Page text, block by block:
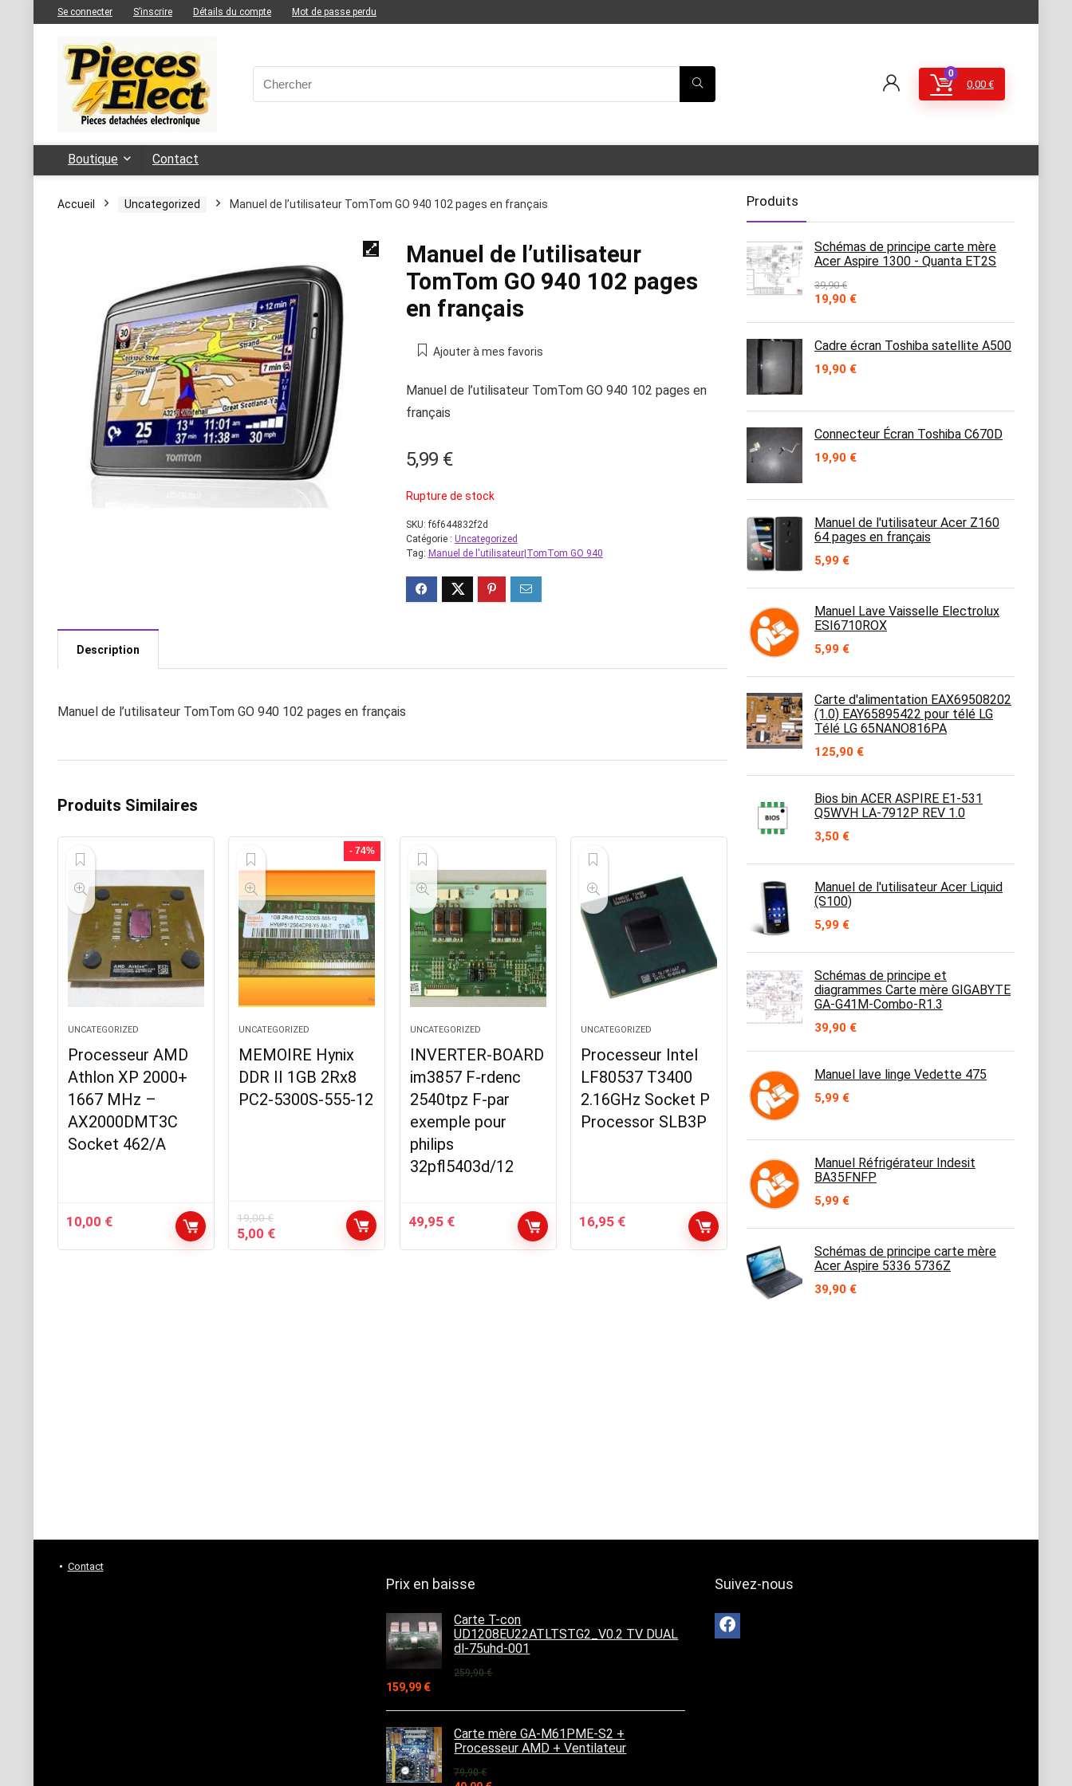
Se connecter S’inscrire Détails du compte Mot de passe perdu
0
0,00 €
Boutique Contact
Accueil Uncategorized Manuel de l’utilisateur TomTom GO 940 102 pages en français
Manuel de l’utilisateur
TomTom GO 940 102 pages
en français
Ajouter à mes favoris
Manuel de l’utilisateur TomTom GO 940 102 pages en
français
5,99 €
Rupture de stock
SKU:f6f644832f2d
Catégorie : Uncategorized
Tag: Manuel de l'utilisateur|TomTom GO 940
Description
Manuel de l’utilisateur TomTom GO 940 102 pages en français
Produits Similaires
UNCATEGORIZED
Processeur AMD
Athlon XP 2000+
1667 MHz –
AX2000DMT3C
Socket 462/A
10,00 €
- 74%
UNCATEGORIZED
MEMOIRE Hynix
DDR II 1GB 2Rx8
PC2-5300S-555-12
19,00€
Le
prix
5,00 €Le
prix
UNCATEGORIZED
INVERTER-BOARD
im3857 F-rdenc
2540tpz F-par
exemple pour
philips
32pfl5403d/12
49,95 €
UNCATEGORIZED
Processeur Intel
LF80537 T3400
2.16GHz Socket P
Processor SLB3P
16,95 €
Produits
Schémas de principe carte mère
Acer Aspire 1300 - Quanta ET2S
39,90€
Le
initial
était :
39,90 €.
19,90 €Le
actuel
est :
19,90 €.
Cadre écran Toshiba satellite A500
19,90 €
Connecteur Écran Toshiba C670D
19,90 €
Manuel de l'utilisateur Acer Z160
64 pages en français
5,99 €
Manuel Lave Vaisselle Electrolux
ESI6710ROX
5,99 €
Carte d'alimentation EAX69508202
(1.0) EAY65895422 pour télé LG
Télé LG 65NANO816PA
125,90 €
Bios bin ACER ASPIRE E1-531
Q5WVH LA-7912P REV 1.0
3,50 €
Manuel de l'utilisateur Acer Liquid
(S100)
5,99 €
Schémas de principe et
diagrammes Carte mère GIGABYTE
GA-G41M-Combo-R1.3
39,90 €
Manuel lave linge Vedette 475
5,99 €
Manuel Réfrigérateur Indesit
BA35FNFP
5,99 €
Schémas de principe carte mère
Acer Aspire 5336 5736Z
39,90 €
Contact
Prix en baisse
Carte T-con
UD1208EU22ATLTSTG2_V0.2 TV DUAL
dl-75uhd-001
259,90€
Le
initial
était :
259,90 €.
159,99 €Le
actuel
est :
159,99 €.
Carte mère GA-M61PME-S2 +
Processeur AMD + Ventilateur
79,90€
Suivez-nous